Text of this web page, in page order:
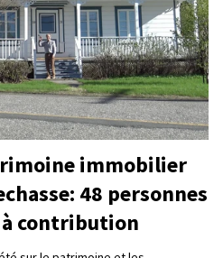
immobilier
48 personnes
contribution